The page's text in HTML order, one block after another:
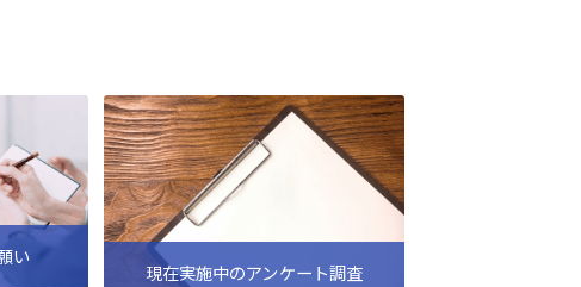
い
現在実施中のアンケート調査